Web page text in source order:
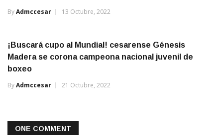
ByAdmccesar 13 Octubre, 2022
¡Buscará cupo al Mundial! cesarense Génesis
Madera se corona campeona nacional juvenil de
boxeo
ByAdmccesar 21 Octubre, 2022
ONE COMMENT